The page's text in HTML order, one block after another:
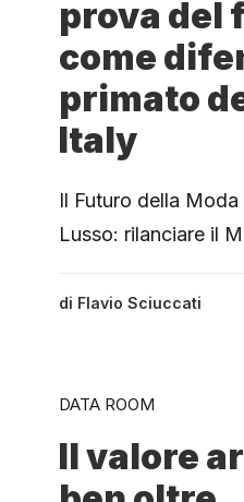
prova del
come
primato
Italy
Il Futuro della
Lusso: rilanciare il
di Flavio Sciuccati
DATA ROOM
Il valore